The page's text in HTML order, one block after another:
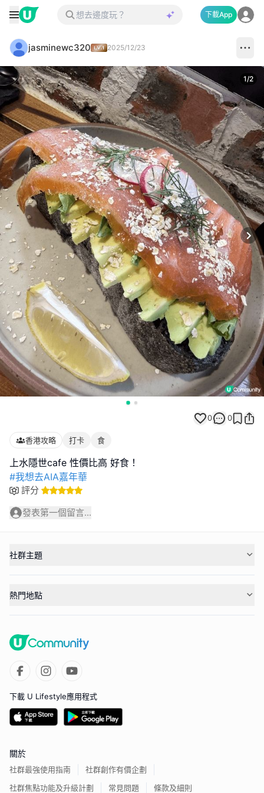
下載App
jasminewc320 2025/12/23
1/2
0 0
香港攻略 打卡 食
#我想去AIA嘉年華
評分
發表第一個留言...
社群主題
熱門地點
下載 U Lifestyle應用程式
關於
社群最強使用指南
社群創作有價企劃
社群焦點功能及升級計劃
常見問題 條款及細則